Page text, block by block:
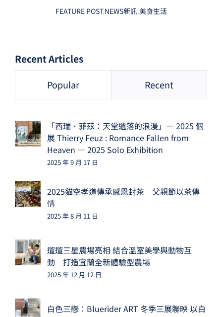
FEATURE POST,NEWS新訊,美食生活
Recent Articles
Popular Recent
「西瑞．菲茲：天堂遺落的浪漫」— 2025 個
展 Thierry Feuz : Romance Fallen from
Heaven — 2025 Solo Exhibition
2025 年 9 月 17 日
2025貓空孝道傳承感恩封茶 父親節以茶傳
情
2025 年 8 月 11 日
遛遛三星農場亮相 結合溫室美學與動物互
動 打造宜蘭全新體驗型農場
2025 年 12 月 12 日
白色三戀：Bluerider ART 冬季三展聯映 以白